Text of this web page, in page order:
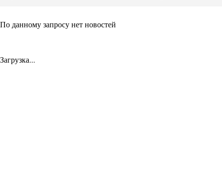
По данному запросу нет новостей
Загрузка...